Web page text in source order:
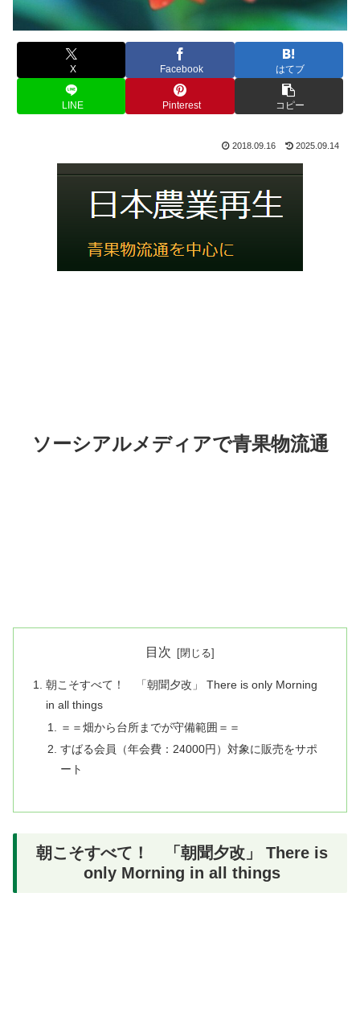
X Facebook はてブ
LINE Pinterest コピー
2018.09.16 2025.09.14
ソーシアルメディアで青果物流通
目次
朝こそすべて！ 「朝聞夕改」 There is only Morning
in all things
＝＝畑から台所までが守備範囲＝＝
すばる会員（年会費：24000円）対象に販売をサポ
ート
朝こそすべて！ 「朝聞夕改」 There is
only Morning in all things